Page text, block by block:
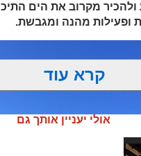
מקרוב את הים
ופעילות מהנה ומגבשת.
קרא עוד
אולי יעניין אותך גם